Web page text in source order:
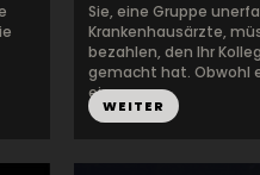
Sie, eine Gruppe
Krankenhausärzte,
bezahlen, den Ihr
gemacht hat. Obwohl
ein...
WEITER